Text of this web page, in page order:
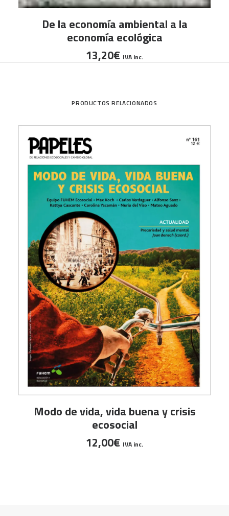
LEER MÁS
De la economía ambiental a la
economía ecológica
13,20€ IVA inc.
PRODUCTOS RELACIONADOS
AÑADIR AL CARRITO
Modo de vida, vida buena y crisis
ecosocial
12,00€ IVA inc.